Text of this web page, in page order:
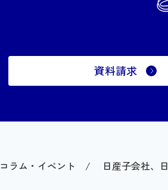
資料請求
コラム・イベント 日産子会社、